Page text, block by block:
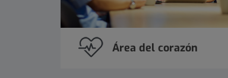
Área del corazón